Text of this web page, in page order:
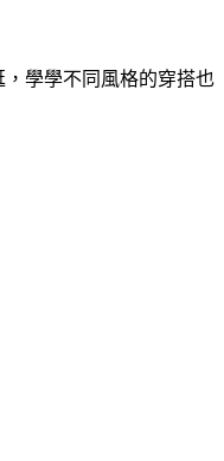
學學不同風格的穿搭也